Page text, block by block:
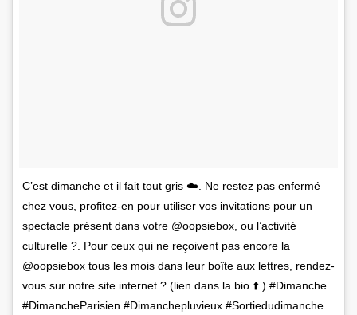
C’est dimanche et il fait tout gris ☁️. Ne restez pas enfermé
chez vous, profitez-en pour utiliser vos invitations pour un
spectacle présent dans votre @oopsiebox, ou l’activité
culturelle ?. Pour ceux qui ne reçoivent pas encore la
@oopsiebox tous les mois dans leur boîte aux lettres, rendez-
vous sur notre site internet ? (lien dans la bio ⬆️ ) #Dimanche
#DimancheParisien #Dimanchepluvieux #Sortiedudimanche